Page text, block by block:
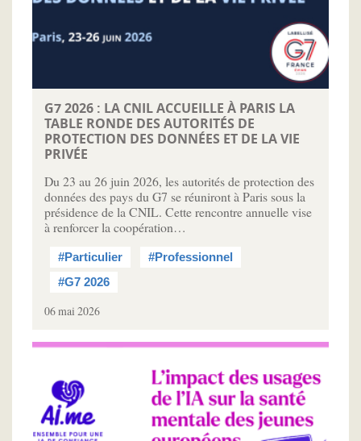
G7 2026 : LA CNIL ACCUEILLE À PARIS LA
TABLE RONDE DES AUTORITÉS DE
PROTECTION DES DONNÉES ET DE LA VIE
PRIVÉE
Du 23 au 26 juin 2026, les autorités de protection des
données des pays du G7 se réuniront à Paris sous la
présidence de la CNIL. Cette rencontre annuelle vise
à renforcer la coopération…
#Particulier
#Professionnel
#G7 2026
06 mai 2026